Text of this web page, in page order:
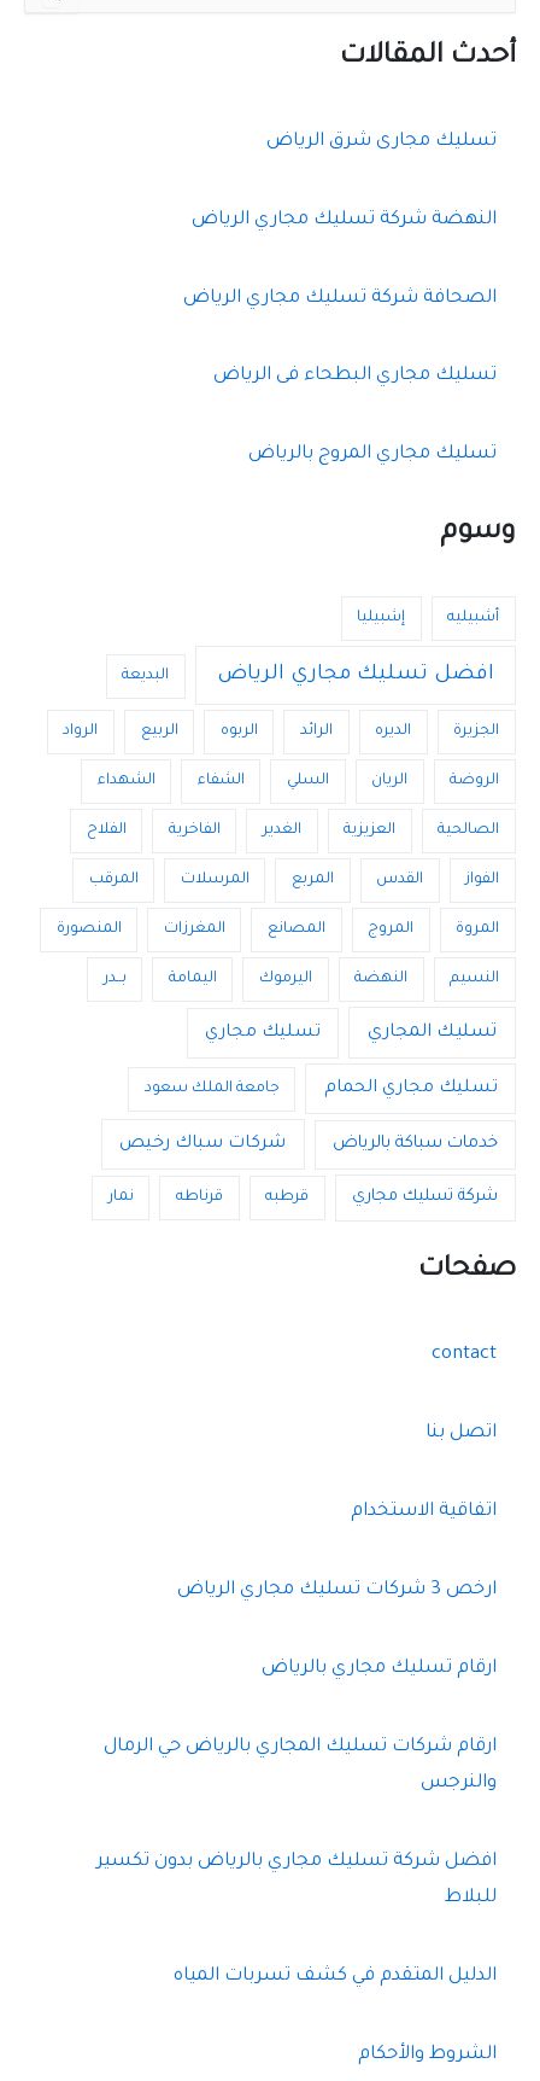
ح
أحدث المقالات
تسليك مجارى شرق الرياض
النهضة شركة تسليك مجاري الرياض
الصحافة شركة تسليك مجاري الرياض
تسليك مجاري البطحاء فى الرياض
تسليك مجاري المروج بالرياض
وسوم
أشبيليه إشبيليا
افضل تسليك مجاري الرياض البديعة
الجزيرة الديره الرائد الربوه الربيع الرواد
الروضة الريان السلي الشفاء الشهداء
الصالحية العزيزية الغدير الفاخرية الفلاح
الفواز القدس المربع المرسلات المرقب
المروة المروج المصانع المغرزات المنصورة
النسيم النهضة اليرموك اليمامة بــدر
تسليك المجاري تسليك مجاري
تسليك مجاري الحمام جامعة الملك سعود
خدمات سباكة بالرياض شركات سباك رخيص
شركة تسليك مجاري قرطبه قرناطه نمار
صفحات
contact
اتصل بنا
اتفاقية الاستخدام
ارخص 3 شركات تسليك مجاري الرياض
ارقام تسليك مجاري بالرياض
ارقام شركات تسليك المجاري بالرياض حي الرمال
والنرجس
افضل شركة تسليك مجاري بالرياض بدون تكسير
للبلاط
الدليل المتقدم في كشف تسربات المياه
الشروط والأحكام